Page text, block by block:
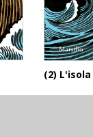
(2) L'isola